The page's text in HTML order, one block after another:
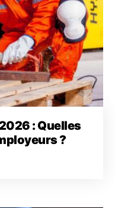
: Quelles
?